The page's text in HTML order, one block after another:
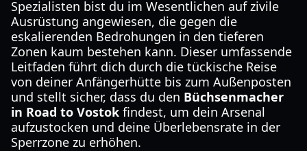
Spezialisten bist du im Wesentlichen auf zivile
Ausrüstung angewiesen, die gegen die
eskalierenden Bedrohungen in den tieferen
Zonen kaum bestehen kann. Dieser umfassende
Leitfaden führt dich durch die tückische Reise
von deiner Anfängerhütte bis zum Außenposten
und stellt sicher, dass du den Büchsenmacher
in Road to Vostok findest, um dein Arsenal
aufzustocken und deine Überlebensrate in der
Sperrzone zu erhöhen.